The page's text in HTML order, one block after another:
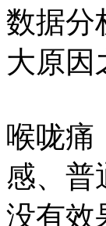
数据分
大原因
喉咙痛
感、普
没有效